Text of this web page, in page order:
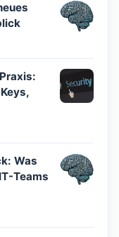
Was
Teams